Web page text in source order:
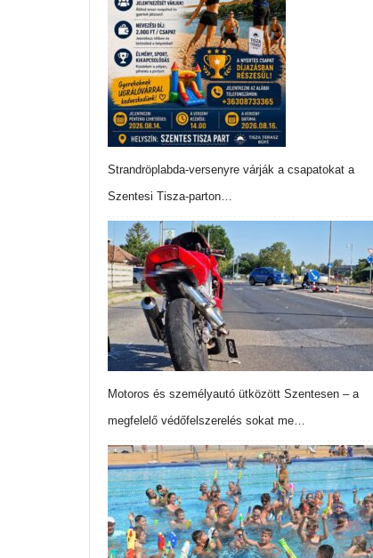
Strandröplabda-versenyre várják a csapatokat a
Szentesi Tisza-parton…
Motoros és személyautó ütközött Szentesen – a
megfelelő védőfelszerelés sokat me…